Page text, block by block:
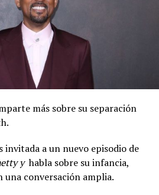
más sobre su separación
invitada a un nuevo episodio de
yhabla sobre su infancia,
una conversación amplia.